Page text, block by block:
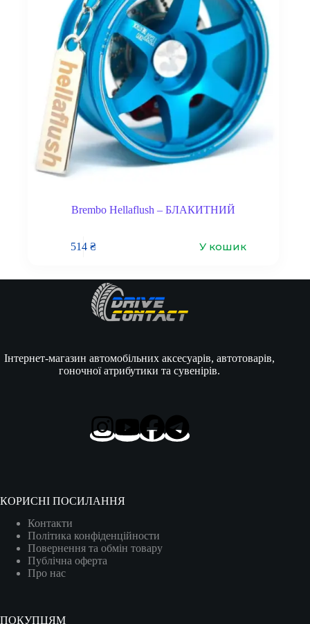
Brembo Hellaflush – БЛАКИТНИЙ
514₴ У кошик
Інтернет-магазин автомобільних аксесуарів, автотоварів,
гоночної атрибутики та сувенірів.
КОРИСНІ ПОСИЛАННЯ
Контакти
Політика конфіденційности
Повернення та обмін товару
Публічна оферта
Про нас
ПОКУПЦЯМ